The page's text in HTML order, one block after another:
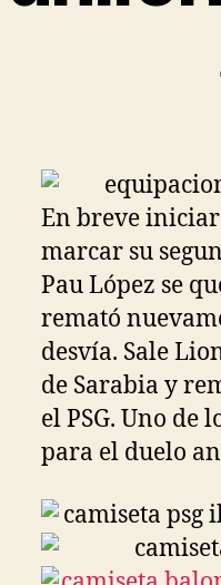
En breve
marcar su
Pau López se
remató
desvía. Sale
de Sarabia y
el PSG. Uno de
para el duelo